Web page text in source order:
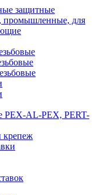
защитные
промышленные, для
PEX-AL-PEX, PERT-
крепеж